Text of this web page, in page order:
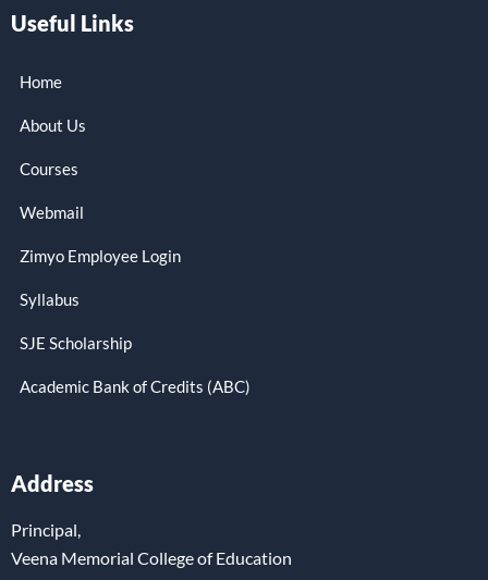
Useful Links
Home
About Us
Courses
Webmail
Zimyo Employee Login
Syllabus
SJE Scholarship
Academic Bank of Credits (ABC)
Address
Principal,
Veena Memorial College of Education